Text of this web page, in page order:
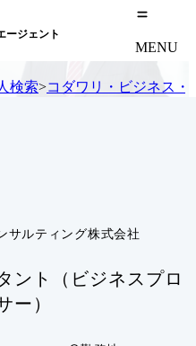
ージェント
MENU
検索>コダワリ・ビジネス
サルティング株式会社
ント（ビジネスプロ
ー）